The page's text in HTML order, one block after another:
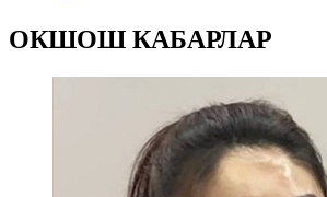
ОКШОШ КАБАРЛАР